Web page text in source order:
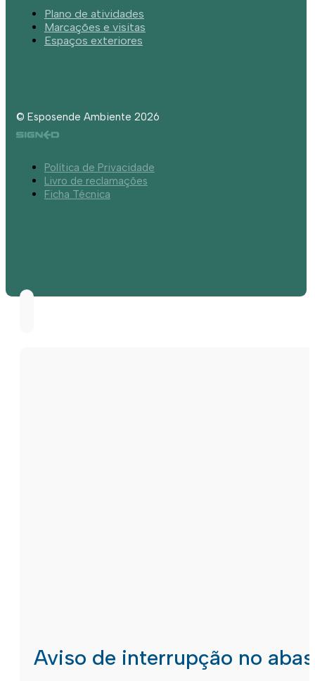
Plano de atividades
Marcações e visitas
Espaços exteriores
© Esposende Ambiente 2026
Política de Privacidade
Livro de reclamações
Ficha Técnica
Aviso de interrupção no